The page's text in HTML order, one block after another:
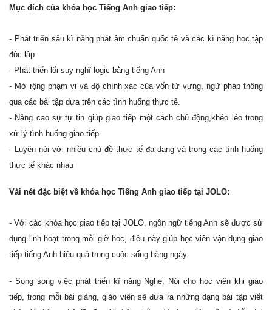
Mục đích của khóa học Tiếng Anh giao tiếp:
- Phát triển sâu kĩ năng phát âm chuẩn quốc tế và các kĩ năng học tập
độc lập
- Phát triển lối suy nghĩ logic bằng tiếng Anh
- Mở rộng phạm vi và độ chính xác của vốn từ vựng, ngữ pháp thông
qua các bài tập dựa trên các tình huống thực tế.
- Nâng cao sự tự tin giúp giao tiếp một cách chủ động,khéo léo trong
xử lý tình huống giao tiếp.
- Luyện nói với nhiều chủ đề thực tế đa dạng và trong các tình huống
thực tế khác nhau
Vài nét đặc biệt về khóa học Tiếng Anh giao tiếp tại JOLO:
- Với các khóa học giao tiếp tại JOLO, ngôn ngữ tiếng Anh sẽ được sử
dụng linh hoạt trong mỗi giờ học, điều này giúp học viên vận dụng giao
tiếp tiếng Anh hiệu quả trong cuộc sống hàng ngày.
- Song song việc phát triển kĩ năng Nghe, Nói cho học viên khi giao
tiếp, trong mỗi bài giảng, giáo viên sẽ đưa ra những dạng bài tập viết